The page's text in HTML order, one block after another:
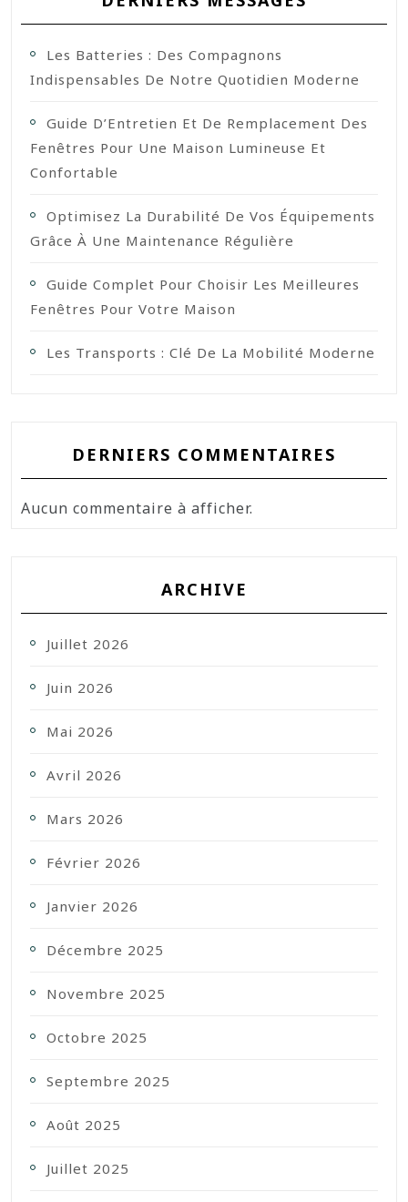
Les Batteries : Des Compagnons
Indispensables De Notre Quotidien Moderne
Guide D’Entretien Et De Remplacement Des
Fenêtres Pour Une Maison Lumineuse Et
Confortable
Optimisez La Durabilité De Vos Équipements
Grâce À Une Maintenance Régulière
Guide Complet Pour Choisir Les Meilleures
Fenêtres Pour Votre Maison
Les Transports : Clé De La Mobilité Moderne
DERNIERS COMMENTAIRES
Aucun commentaire à afficher.
ARCHIVE
Juillet 2026
Juin 2026
Mai 2026
Avril 2026
Mars 2026
Février 2026
Janvier 2026
Décembre 2025
Novembre 2025
Octobre 2025
Septembre 2025
Août 2025
Juillet 2025